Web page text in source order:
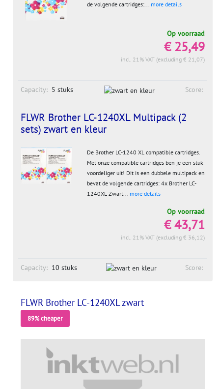
de volgende cartridges:... more details
Op voorraad
€ 25,49
incl. 21% VAT (excluding € 21,07)
Capacity: 5 stuks Score:
FLWR Brother LC-1240XL Multipack (2
sets) zwart en kleur
De Brother LC-1240 XL compatible cartridges.
Met onze compatible cartridges ben je een stuk
voordeliger uit! Dit is een dubbele multipack en
bevat de volgende cartridges: 4x Brother LC-
1240XL Zwart... more details
Op voorraad
€ 43,71
incl. 21% VAT (excluding € 36,12)
Capacity: 10 stuks Score:
FLWR Brother LC-1240XL zwart
89% cheaper